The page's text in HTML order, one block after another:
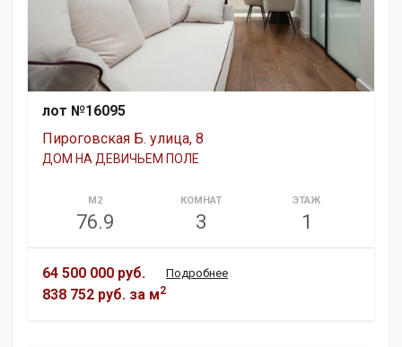
лот №16095
Пироговская Б. улица, 8
ДОМ НА ДЕВИЧЬЕМ ПОЛЕ
М2
76.9
КОМНАТ
3
ЭТАЖ
1
64 500 000 руб.
838 752 руб. за м2
Подробнее